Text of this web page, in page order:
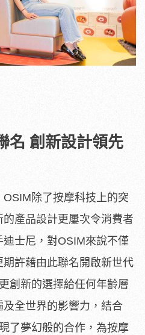
名 創新設計領先
除了按摩科技上的突
產品設計更屢次令消費者
士尼，對OSIM來說不僅
許藉由此聯名開啟新世代
創新的選擇給任何年齡層
全世界的影響力，結合
了夢幻般的合作，為按摩